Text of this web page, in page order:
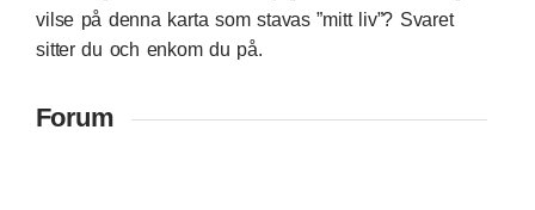
vilse på denna karta som stavas ”mitt liv”? Svaret
sitter du och enkom du på.
Forum